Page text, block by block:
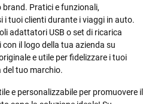
Pratici e funzionali,
i tuoi clienti durante i viaggi in auto.
adattatori USB o set di ricarica
il logo della tua azienda su
e utile per fidelizzare i tuoi
del tuo marchio.
e personalizzabile per promuovere il